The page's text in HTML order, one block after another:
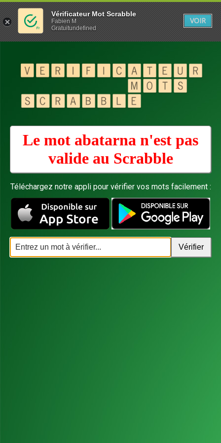
Le mot abatarna n'est pas
valide au Scrabble
Téléchargez notre appli pour vérifier vos mots facilement :
Vérificateur Mot Scrabble
Fabien M
Gratuitundefined
VOIR